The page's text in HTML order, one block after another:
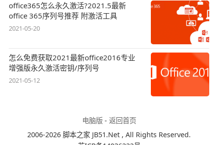
office365怎么永久激活?2021.5最新
office 365序列号推荐 附激活工具
2021-05-20
怎么免费获取2021最新office2016专业
增强版永久激活密钥/序列号
2021-05-12
电脑版- 返回首页
2006-2026 脚本之家 JB51.Net , All Rights Reserved.